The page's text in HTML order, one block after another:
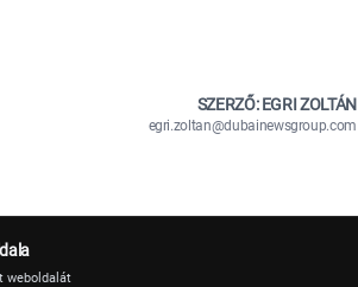
SZERZŐ: EGRI ZOLTÁN
egri.zoltan@dubainewsgroup.com
weboldalát